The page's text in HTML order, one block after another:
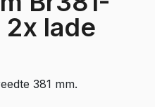
lade
381 mm.